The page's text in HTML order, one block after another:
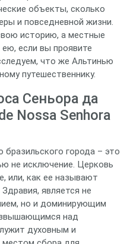
объекты, сколько
и повседневной жизни.
историю, а местные
если вы проявите
что же Альтинью
путешественнику.
Сеньора да
Nossa Senhora
города – это
не исключение. Церковь
или, как ее называют
является не
но и доминирующим
над
духовным и